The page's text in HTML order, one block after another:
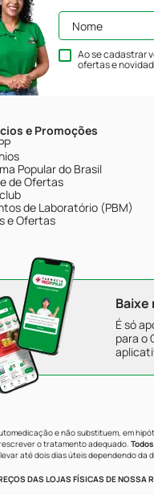
Ao se cadastrar
ofertas e
e Promoções
Popular do Brasil
de Ofertas
de Laboratório (PBM)
e Ofertas
Baixe
É só
para o
e não substituem, em
o tratamento adequado.
até dois dias úteis dependendo da
DAS LOJAS FÍSICAS DE NOSSA